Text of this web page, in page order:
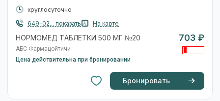
круглосуточно
649-02... показать
На карте
НОРМОМЕД ТАБЛЕТКИ 500 МГ №20
АБС Фармацойтичи
Цена действительна при бронировании
703 ₽
Бронировать